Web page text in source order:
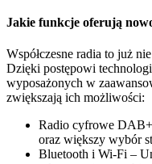
Jakie funkcje oferują
Współczesne radia to już
Dzięki postępowi
wyposażonych w
zwiększają ich możliwości:
Radio cyfrowe
oraz większy wybór
Bluetooth i Wi-Fi –